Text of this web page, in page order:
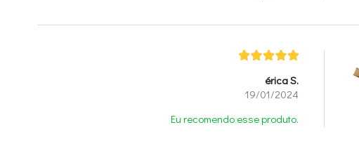
érica S.
19/01/2024
Eu recomendo esse produto.